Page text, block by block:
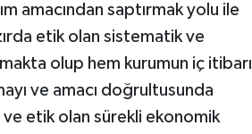
amacından saptırmak yolu ile
etik olan sistematik ve
olup hem kurumun iç itibarı
ve amacı doğrultusunda
etik olan sürekli ekonomik